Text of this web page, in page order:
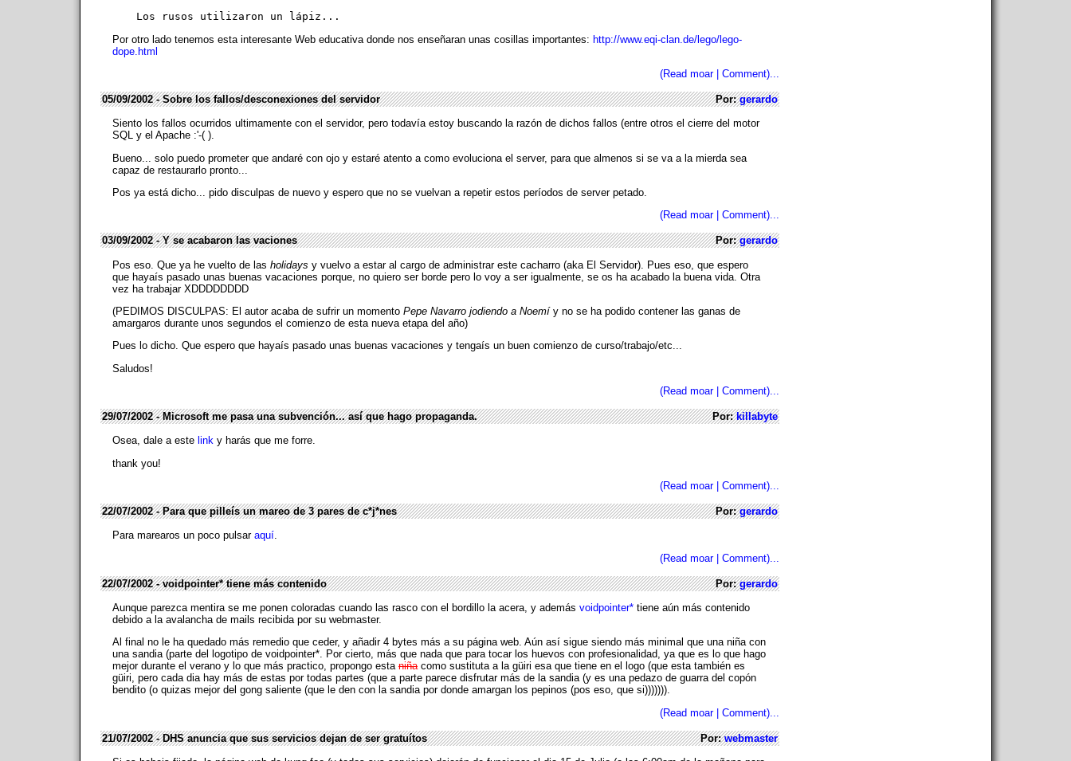
Por otro lado tenemos esta interesante Web educativa donde nos enseñaran unas cosillas importantes: http://www.eqi-clan.de/lego/lego-
dope.html
(Read moar | Comment)...
05/09/2002 - Sobre los fallos/desconexiones del servidor Por:gerardo
Siento los fallos ocurridos ultimamente con el servidor, pero todavía estoy buscando la razón de dichos fallos (entre otros el cierre del motor
SQL y el Apache :'-( ).
Bueno... solo puedo prometer que andaré con ojo y estaré atento a como evoluciona el server, para que almenos si se va a la mierda sea
capaz de restaurarlo pronto...
Pos ya está dicho... pido disculpas de nuevo y espero que no se vuelvan a repetir estos períodos de server petado.
(Read moar | Comment)...
03/09/2002 - Y se acabaron las vaciones Por:gerardo
Pos eso. Que ya he vuelto de las holidays y vuelvo a estar al cargo de administrar este cacharro (aka El Servidor). Pues eso, que espero
que hayaís pasado unas buenas vacaciones porque, no quiero ser borde pero lo voy a ser igualmente, se os ha acabado la buena vida. Otra
vez ha trabajar XDDDDDDDD
(PEDIMOS DISCULPAS: El autor acaba de sufrir un momento Pepe Navarro jodiendo a Noemíy no se ha podido contener las ganas de
amargaros durante unos segundos el comienzo de esta nueva etapa del año)
Pues lo dicho. Que espero que hayaís pasado unas buenas vacaciones y tengaís un buen comienzo de curso/trabajo/etc...
Saludos!
(Read moar | Comment)...
29/07/2002 - Microsoft me pasa una subvención... así que hago propaganda. Por:killabyte
Osea, dale a este link y harás que me forre.
thank you!
(Read moar | Comment)...
22/07/2002 - Para que pilleís un mareo de 3 pares de c*j*nes Por:gerardo
Para marearos un poco pulsar aquí.
(Read moar | Comment)...
22/07/2002 - voidpointer* tiene más contenido Por:gerardo
Aunque parezca mentira se me ponen coloradas cuando las rasco con el bordillo la acera, y además voidpointer* tiene aún más contenido
debido a la avalancha de mails recibida por su webmaster.
Al final no le ha quedado más remedio que ceder, y añadir 4 bytes más a su página web. Aún así sigue siendo más minimal que una niña con
una sandia (parte del logotipo de voidpointer*. Por cierto, más que nada que para tocar los huevos con profesionalidad, ya que es lo que hago
mejor durante el verano y lo que más practico, propongo esta niñacomo sustituta a la güiri esa que tiene en el logo (que esta también es
güiri, pero cada dia hay más de estas por todas partes (que a parte parece disfrutar más de la sandia (y es una pedazo de guarra del copón
bendito (o quizas mejor del gong saliente (que le den con la sandia por donde amargan los pepinos (pos eso, que si))))))).
(Read moar | Comment)...
21/07/2002 - DHS anuncia que sus servicios dejan de ser gratuítos Por:webmaster